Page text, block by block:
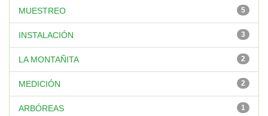
5
MUESTREO
3
INSTALACIÓN
2
LA MONTAÑITA
2
MEDICIÓN
1
ARBÓREAS